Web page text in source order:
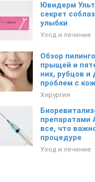
Ювидерм
секрет
улыбки
Уход и лечение
Обзор
прыщей и
них, рубцов и
проблем с
Хирургия
препаратами
все, что
процедуре
Уход и лечение